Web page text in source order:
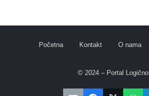
Početna Kontakt O nama
© 2024 – Portal Logično